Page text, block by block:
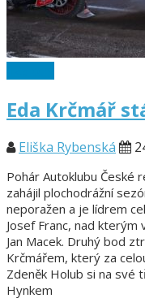
Eda Krčmář
Eliška Rybenská
Pohár Autoklubu České
zahájil plochodrážní
neporažen a je lídrem
Josef Franc, nad kterým
Jan Macek. Druhý bod
Krčmářem, který za
Zdeněk Holub si na své
Hynkem